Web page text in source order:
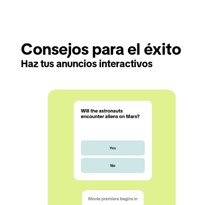
Consejos para el éxito
Haz tus anuncios interactivos